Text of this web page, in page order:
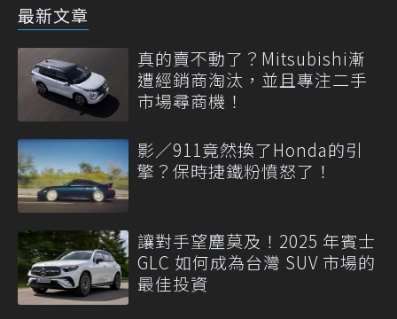
最新文章
真的賣不動了？Mitsubishi漸
遭經銷商淘汰，並且專注二手
市場尋商機！
影／911竟然換了Honda的引
擎？保時捷鐵粉憤怒了！
讓對手望塵莫及！2025 年賓士
GLC 如何成為台灣 SUV 市場的
最佳投資